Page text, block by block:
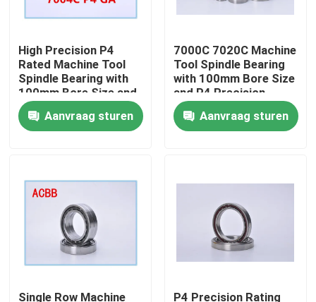
Producten
Ongeveer ons
High Precision P4
Rated Machine Tool
Spindle Bearing with
100mm Bore Size and
1000RPM-60000RPM
SpeedAanvraag sturen
7000C 7020C Machine
Tool Spindle Bearing
with 100mm Bore Size
and P4 Precision
Rating for High
Performance
Aanvraag sturen
Single Row Machine
P4 Precision Rating